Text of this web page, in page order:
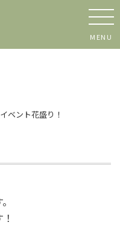
MENU
ベント花盛り！